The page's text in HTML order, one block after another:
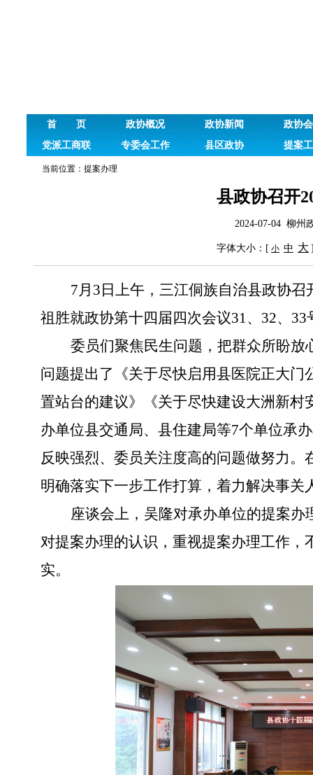
首 页 政协概况 政协新闻
政协
党派工商联
专委会工作 县区政协 提案
当前位置： 提案办理
县政协召开
2024-07-04 柳州
字体大小：[ 小 中 大
7月 3 日上午， 三江侗族自治县政协召
祖胜就政协第十四届四次会议31、 32、 33
委员们聚焦民生问题，把群众所盼
问题提出了
《关于尽快启用县医院正大
置站台的建议》《关于尽快建设大洲新村
办单位县交通局、县住建局等7个单位承
反映强烈、委员关注度高的问题做努力。
明确落实下一步工作打算，着力解决事关
座谈会上， 吴隆对承办单位的提案办
对提案办理的认识，重视提案办理工作
实。